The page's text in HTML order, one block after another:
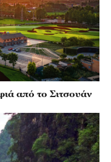
από το Σιτσουάν